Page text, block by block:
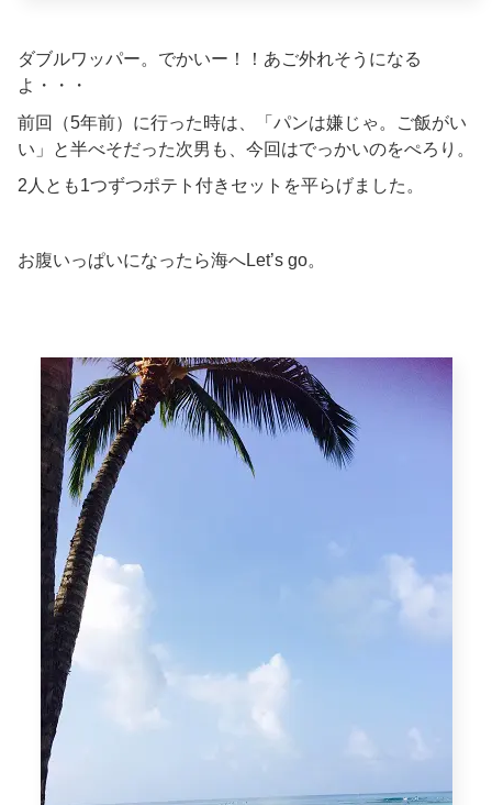
ダブルワッパー。でかいー！！あご外れそうになる
よ・・・
前回（5年前）に行った時は、「パンは嫌じゃ。ご飯がい
い」と半べそだった次男も、今回はでっかいのをぺろり。
2人とも1つずつポテト付きセットを平らげました。
お腹いっぱいになったら海へLet’s go。